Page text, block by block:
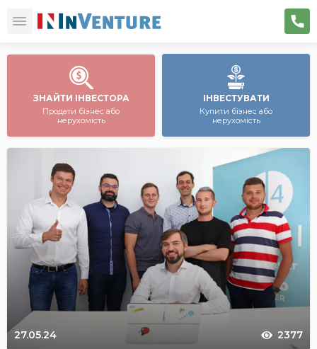
ЗНАЙТИ ІНВЕСТОРА
Продати бізнес або
нерухомість
ІНВЕСТУВАТИ
Купити бізнес або
нерухомість
27.05.24 2377